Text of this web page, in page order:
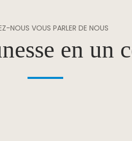
NOUS VOUS PARLER DE NOUS
en un